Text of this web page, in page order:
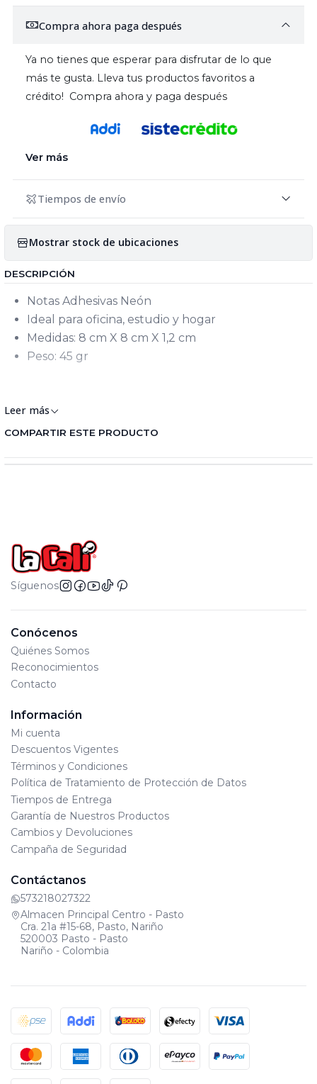
Compra ahora paga después
Ya no tienes que esperar para disfrutar de lo que
más te gusta. Lleva tus productos favoritos a
crédito! Compra ahora y paga después
Ver más
Tiempos de envío
Mostrar stock de ubicaciones
DESCRIPCIÓN
Notas Adhesivas Neón
Ideal para oficina, estudio y hogar
Medidas: 8 cm X 8 cm X 1,2 cm
Peso: 45 gr
Leer más
COMPARTIR ESTE PRODUCTO
Síguenos
Conócenos
Quiénes Somos
Reconocimientos
Contacto
Información
Mi cuenta
Descuentos Vigentes
Términos y Condiciones
Política de Tratamiento de Protección de Datos
Tiempos de Entrega
Garantía de Nuestros Productos
Cambios y Devoluciones
Campaña de Seguridad
Contáctanos
573218027322
Almacen Principal Centro - Pasto
Cra. 21a #15-68, Pasto, Nariño
520003 Pasto - Pasto
Nariño - Colombia